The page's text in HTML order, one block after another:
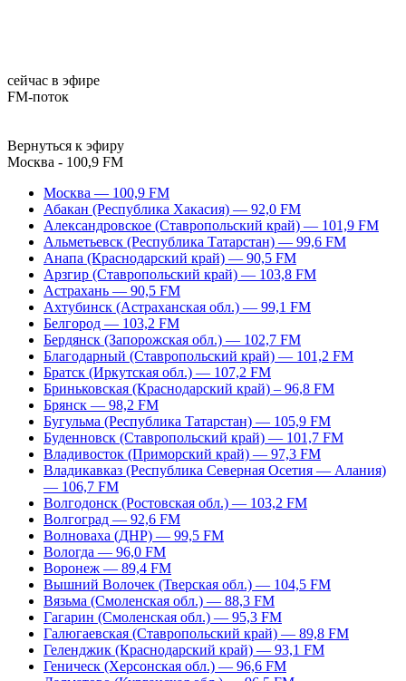
сейчас в эфире
FM-поток
Вернуться к эфиру
Москва - 100,9 FM
Москва — 100,9 FM
Абакан (Республика Хакасия) — 92,0 FM
Александровское (Ставропольский край) — 101,9 FM
Альметьевск (Республика Татарстан) — 99,6 FM
Анапа (Краснодарский край) — 90,5 FM
Арзгир (Ставропольский край) — 103,8 FM
Астрахань — 90,5 FM
Ахтубинск (Астраханская обл.) — 99,1 FM
Белгород — 103,2 FM
Бердянск (Запорожская обл.) — 102,7 FM
Благодарный (Ставропольский край) — 101,2 FM
Братск (Иркутская обл.) — 107,2 FM
Бриньковская (Краснодарский край) – 96,8 FM
Брянск — 98,2 FM
Бугульма (Республика Татарстан) — 105,9 FM
Буденновск (Ставропольский край) — 101,7 FM
Владивосток (Приморский край) — 97,3 FM
Владикавказ (Республика Северная Осетия — Алания)
— 106,7 FM
Волгодонск (Ростовская обл.) — 103,2 FM
Волгоград — 92,6 FM
Волноваха (ДНР) — 99,5 FM
Вологда — 96,0 FM
Воронеж — 89,4 FM
Вышний Волочек (Тверская обл.) — 104,5 FM
Вязьма (Смоленская обл.) — 88,3 FM
Гагарин (Смоленская обл.) — 95,3 FM
Галюгаевская (Ставропольский край) — 89,8 FM
Геленджик (Краснодарский край) — 93,1 FM
Геническ (Херсонская обл.) — 96,6 FM